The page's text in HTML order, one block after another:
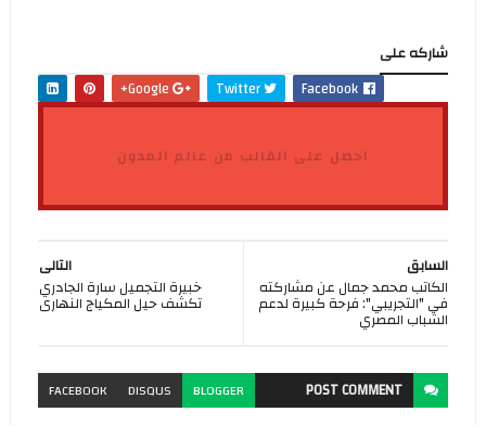
شاركه على
Facebook
Twitter
احصل على القالب من عالم المدون
التالى
خبيرة التجميل سارة الجادري
تكشف حيل المكياج النهارى
السابق
الكاتب محمد جمال عن مشاركته
في "التجريبي": فرحة كبيرة لدعم
الشباب المصري
POSTCOMMENT
BLOGGER
DISQUS
FACEBOOK